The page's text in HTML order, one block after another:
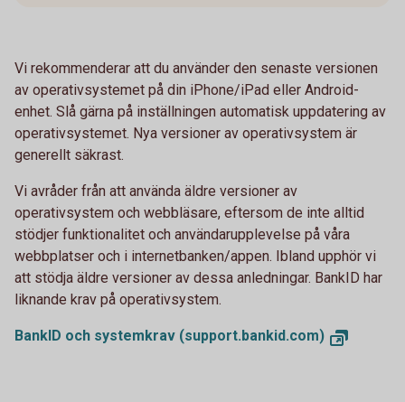
Vi rekommenderar att du använder den senaste versionen
av operativsystemet på din iPhone/iPad eller Android-
enhet. Slå gärna på inställningen automatisk uppdatering av
operativsystemet. Nya versioner av operativsystem är
generellt säkrast.
Vi avråder från att använda äldre versioner av
operativsystem och webbläsare, eftersom de inte alltid
stödjer funktionalitet och användarupplevelse på våra
webbplatser och i internetbanken/appen. Ibland upphör vi
att stödja äldre versioner av dessa anledningar. BankID har
liknande krav på operativsystem.
BankID och systemkrav (support.bankid.com)